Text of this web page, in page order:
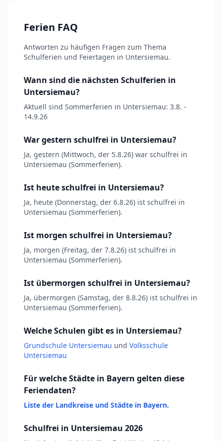
Ferien FAQ
Antworten zu häufigen Fragen zum Thema
Schulferien und Feiertagen in Untersiemau.
Wann sind die nächsten Schulferien in
Untersiemau?
Aktuell sind Sommerferien in Untersiemau: 3.8. -
14.9.26
War gestern schulfrei in Untersiemau?
Ja, gestern (Mittwoch, der 5.8.26) war schulfrei in
Untersiemau (Sommerferien).
Ist heute schulfrei in Untersiemau?
Ja, heute (Donnerstag, der 6.8.26) ist schulfrei in
Untersiemau (Sommerferien).
Ist morgen schulfrei in Untersiemau?
Ja, morgen (Freitag, der 7.8.26) ist schulfrei in
Untersiemau (Sommerferien).
Ist übermorgen schulfrei in Untersiemau?
Ja, übermorgen (Samstag, der 8.8.26) ist schulfrei in
Untersiemau (Sommerferien).
Welche Schulen gibt es in Untersiemau?
Grundschule Untersiemau und Volksschule
Untersiemau
Für welche Städte in Bayern gelten diese
Feriendaten?
Liste der Landkreise und Städte in Bayern.
Schulfrei in Untersiemau 2026